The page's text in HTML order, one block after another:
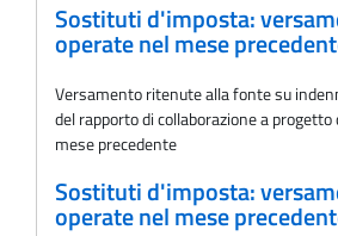
Sostituti d'imposta:
operate nel mese
Versamento ritenute alla fonte su
del rapporto di collaborazione a
mese precedente
Sostituti d'imposta:
operate nel mese